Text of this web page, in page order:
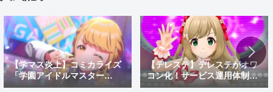
【学マス炎上】コミカライズ
「学園アイドルマスター
GOLD RUSH」でオリキャラ
【デレステ】デレステがオワ
コン化！サービス運用体制変
更でサ終秒読み開始！デレス